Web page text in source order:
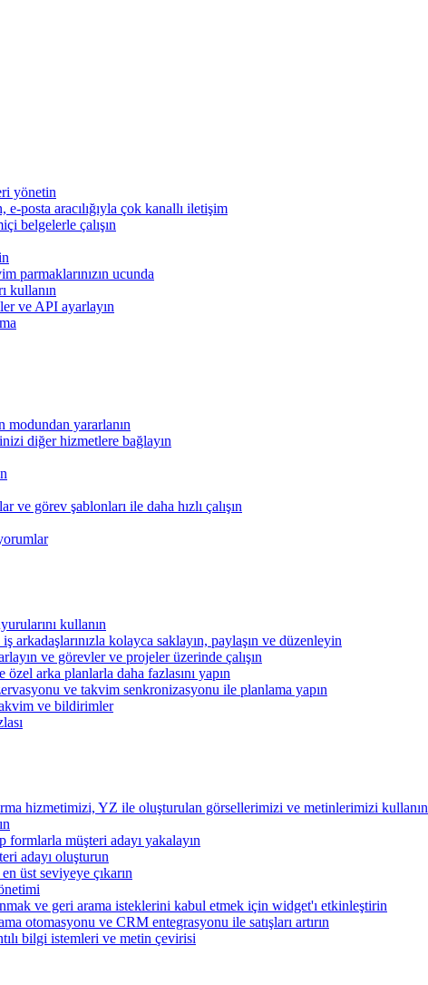
yönetin
posta aracılığıyla çok kanallı iletişim
belgelerle çalışın
parmaklarınızın ucunda
kullanın
ve API ayarlayın
yararlanın
diğer hizmetlere bağlayın
görev şablonları ile daha hızlı çalışın
kullanın
kolayca saklayın, paylaşın ve düzenleyin
ve görevler ve projeler üzerinde çalışın
arka planlarla daha fazlasını yapın
ve takvim senkronizasyonu ile planlama yapın
ve bildirimler
hizmetimizi, YZ ile oluşturulan görsellerimizi ve metinlerimizi kullanın
müşteri adayı yakalayın
adayı oluşturun
üst seviyeye çıkarın
ve geri arama isteklerini kabul etmek için widget'ı etkinleştirin
otomasyonu ve CRM entegrasyonu ile satışları artırın
bilgi istemleri ve metin çevirisi